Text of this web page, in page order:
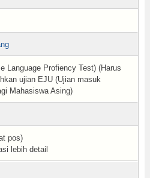
Language Profiency Test) (Harus
ujian EJU (Ujian masuk
Mahasiswa Asing)
pos)
lebih detail